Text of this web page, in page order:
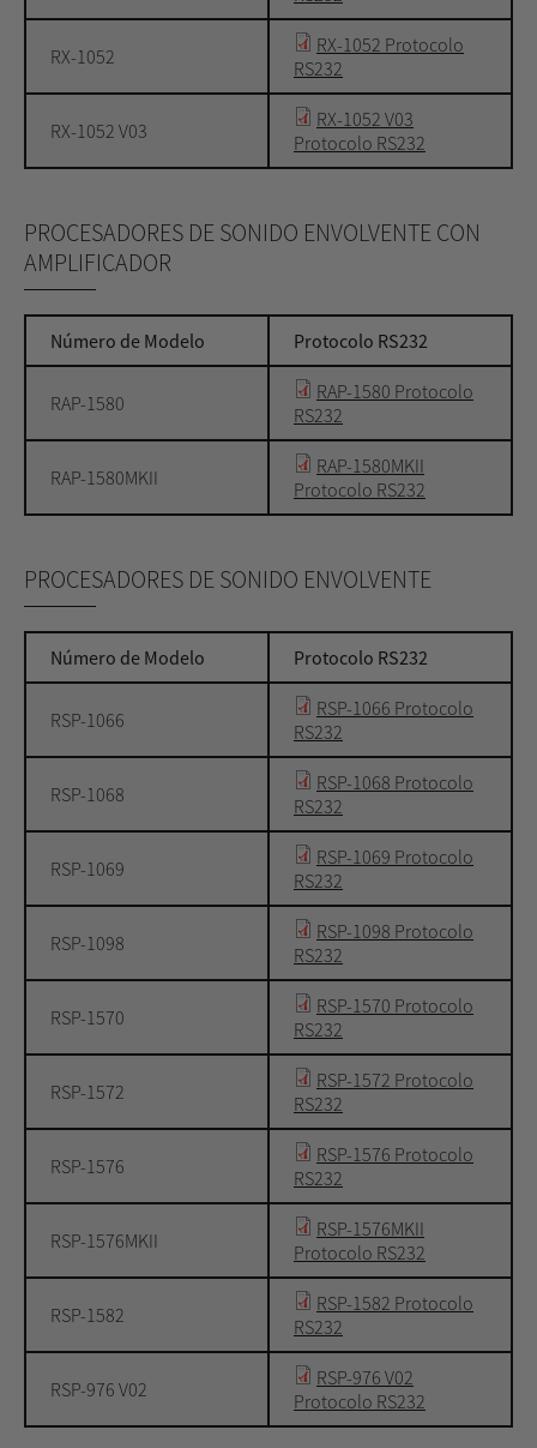
RX-1052
RX-1052 Protocolo
RS232
RX-1052 V03
RX-1052 V03
Protocolo RS232
PROCESADORES DE SONIDO ENVOLVENTE CON
AMPLIFICADOR
Número de Modelo Protocolo RS232
RAP-1580
RAP-1580 Protocolo
RS232
RAP-1580MKII
RAP-1580MKII
Protocolo RS232
PROCESADORES DE SONIDO ENVOLVENTE
Número de Modelo Protocolo RS232
RSP-1066
RSP-1066 Protocolo
RS232
RSP-1068
RSP-1068 Protocolo
RS232
RSP-1069
RSP-1069 Protocolo
RS232
RSP-1098
RSP-1098 Protocolo
RS232
RSP-1570
RSP-1570 Protocolo
RS232
RSP-1572
RSP-1572 Protocolo
RS232
RSP-1576
RSP-1576 Protocolo
RS232
RSP-1576MKII
RSP-1576MKII
Protocolo RS232
RSP-1582
RSP-1582 Protocolo
RS232
RSP-976 V02
RSP-976 V02
Protocolo RS232